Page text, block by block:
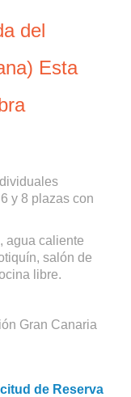
del
Esta
y 8 plazas con
agua caliente
salón de
libre.
Gran Canaria
de Reserva